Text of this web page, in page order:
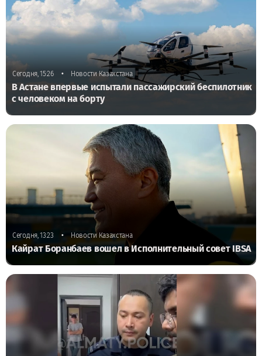
Сегодня, 15:26 • Новости Казахстана
В Астане впервые испытали пассажирский беспилотник
с человеком на борту
Сегодня, 13:23 • Новости Казахстана
Кайрат Боранбаев вошел в Исполнительный совет IBSA